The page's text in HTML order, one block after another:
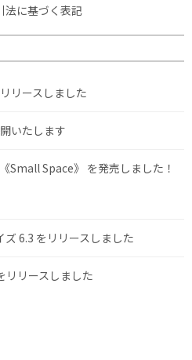
法に基づく表記
リースしました
いたします
Small Space》 を発売しました！
6.3 をリリースしました
リリースしました